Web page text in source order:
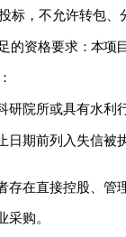
标，不允许转包、
的资格要求 ：本项
研院所或具有水利
日期前列入失信被
存在直接控股 、管
采购。